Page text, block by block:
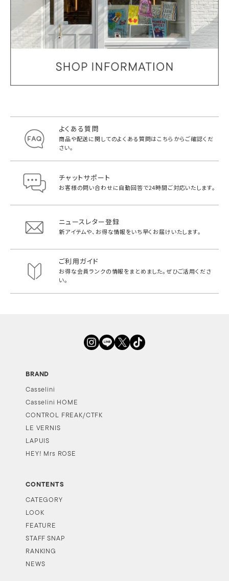
よくある質問
商品や配送に関してのよくある質問はこちらからご確認くだ
さい。
チャットサポート
お客様の問い合わせに自動回答で24時間ご対応いたします。
ニュースレター登録
新アイテムや、お得な情報をいち早く お届けいたします。
ご利用ガイド
お得な会員ランクの情報をまとめました。ぜひご活用くださ
い。
BRAND
Casselini
Casselini HOME
CONTROL FREAK/CTFK
LE VERNIS
LAPUIS
HEY! Mrs ROSE
CONTENTS
CATEGORY
LOOK
FEATURE
STAFF SNAP
RANKING
NEWS